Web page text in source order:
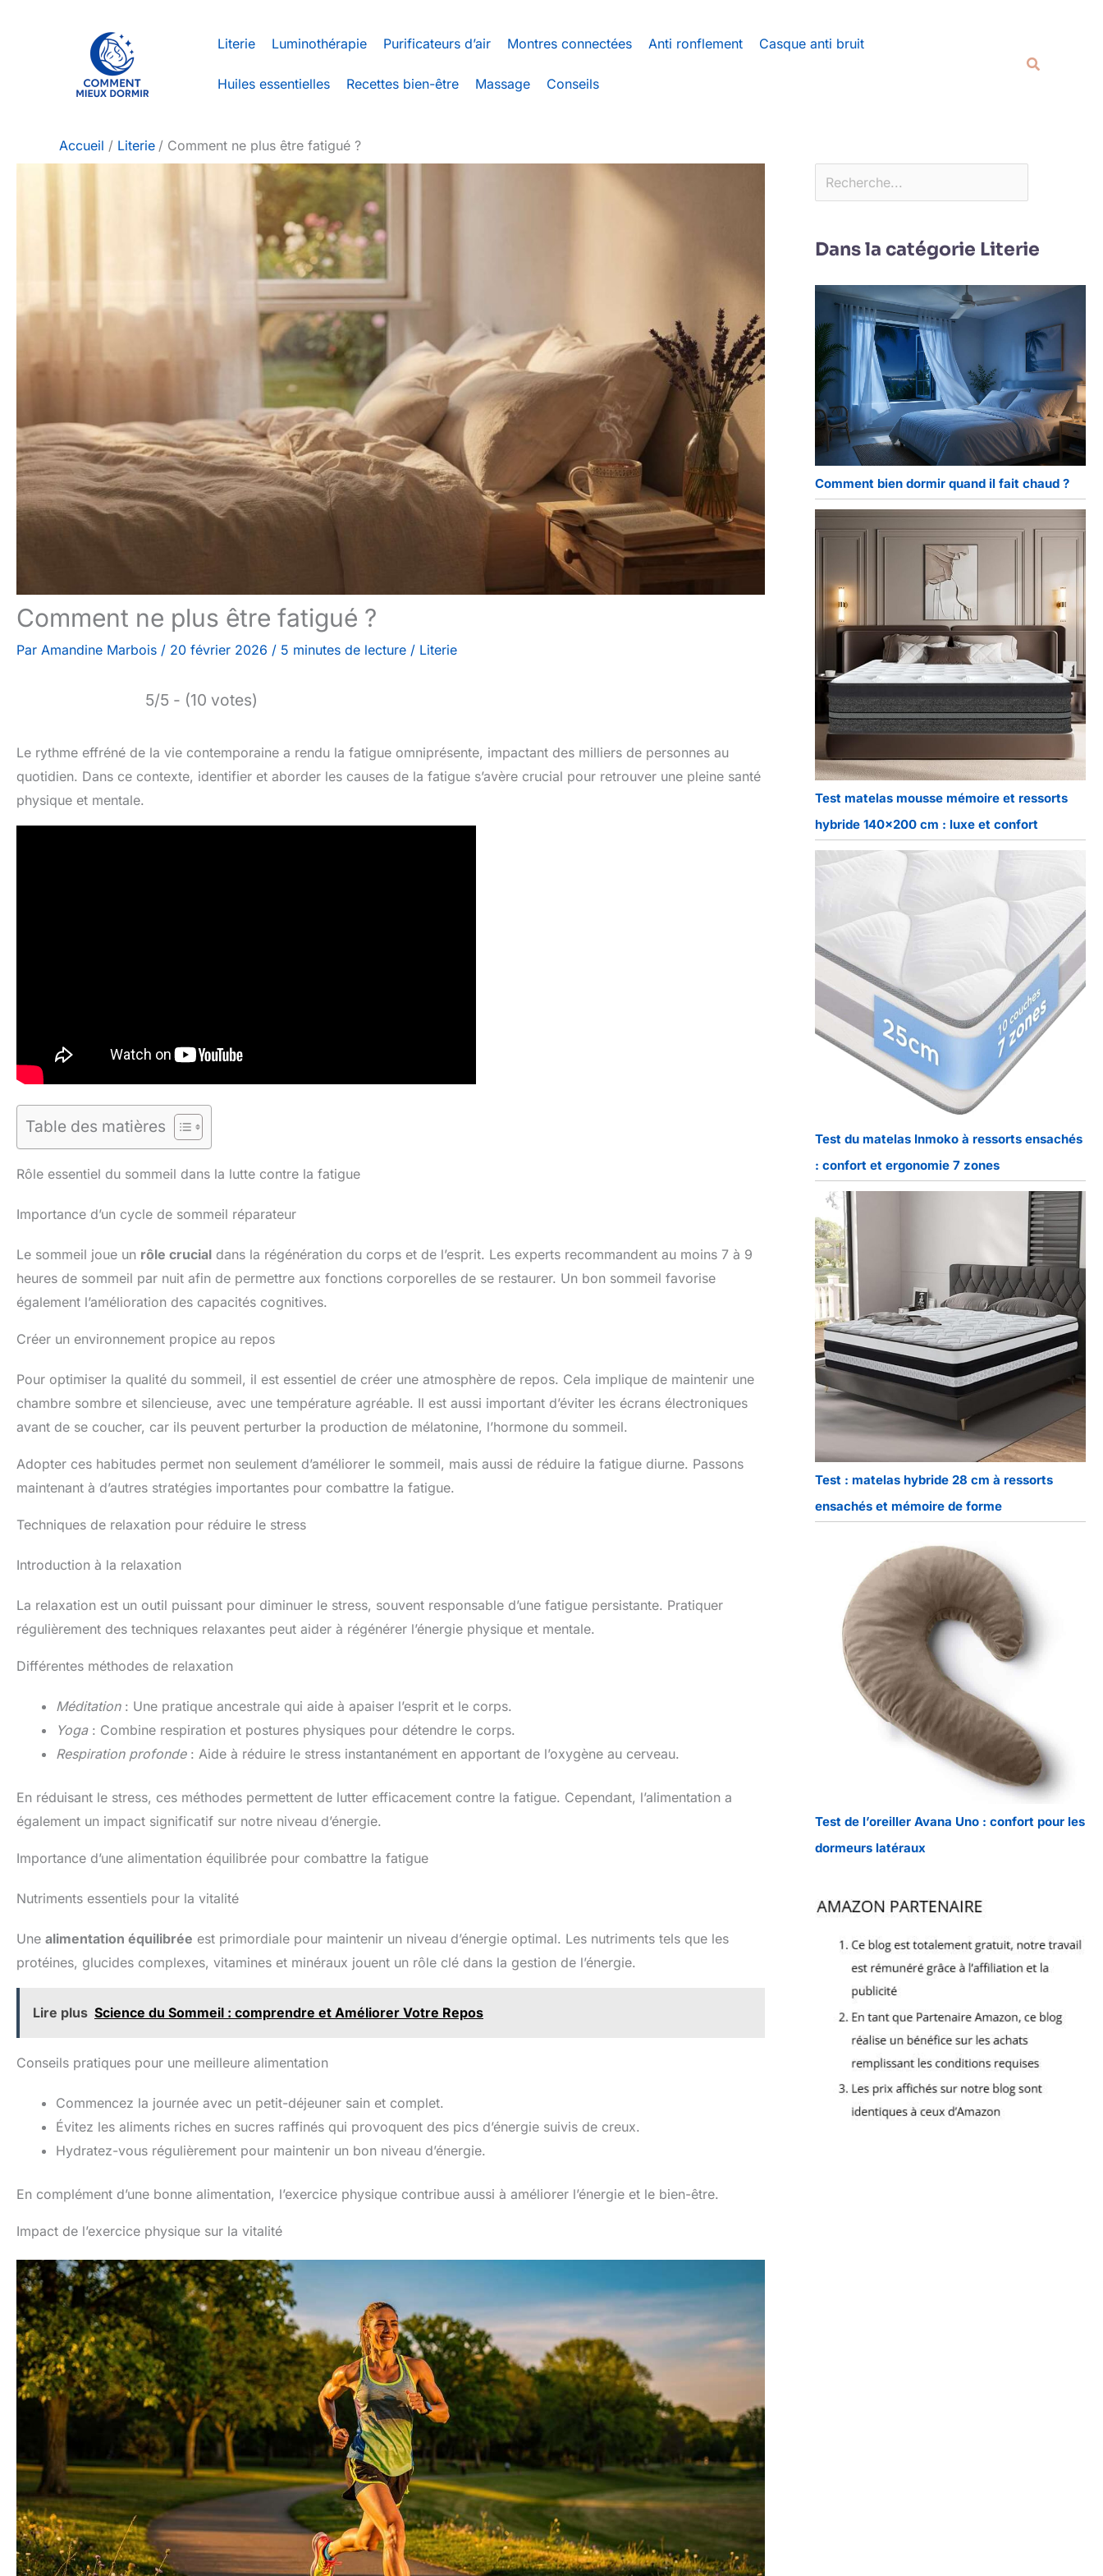
Literie Luminothérapie Purificateurs d’air Montres connectées Anti ronflement Casque anti bruit
Huiles essentielles Recettes bien-être Massage Conseils
Accueil Literie Comment ne plus être fatigué ?
Comment ne plus être fatigué ?
Par Amandine Marbois / 20 février 2026 / 5 minutes de lecture / Literie
5/5 - (10 votes)
Le rythme effréné de la vie contemporaine a rendu la fatigue omniprésente, impactant des milliers de personnes au
quotidien. Dans ce contexte, identifier et aborder les causes de la fatigue s’avère crucial pour retrouver une pleine santé
physique et mentale.
Table des matières
Rôle essentiel du sommeil dans la lutte contre la fatigue
Importance d’un cycle de sommeil réparateur
Le sommeil joue un rôle crucial dans la régénération du corps et de l’esprit. Les experts recommandent au moins 7 à 9
heures de sommeil par nuit afin de permettre aux fonctions corporelles de se restaurer. Un bon sommeil favorise
également l’amélioration des capacités cognitives.
Créer un environnement propice au repos
Pour optimiser la qualité du sommeil, il est essentiel de créer une atmosphère de repos. Cela implique de maintenir une
chambre sombre et silencieuse, avec une température agréable. Il est aussi important d’éviter les écrans électroniques
avant de se coucher, car ils peuvent perturber la production de mélatonine, l’hormone du sommeil.
Adopter ces habitudes permet non seulement d’améliorer le sommeil, mais aussi de réduire la fatigue diurne. Passons
maintenant à d’autres stratégies importantes pour combattre la fatigue.
Techniques de relaxation pour réduire le stress
Introduction à la relaxation
La relaxation est un outil puissant pour diminuer le stress, souvent responsable d’une fatigue persistante. Pratiquer
régulièrement des techniques relaxantes peut aider à régénérer l’énergie physique et mentale.
Différentes méthodes de relaxation
Méditation: Une pratique ancestrale qui aide à apaiser l’esprit et le corps.
Yoga: Combine respiration et postures physiques pour détendre le corps.
Respiration profonde: Aide à réduire le stress instantanément en apportant de l’oxygène au cerveau.
En réduisant le stress, ces méthodes permettent de lutter efficacement contre la fatigue. Cependant, l’alimentation a
également un impact significatif sur notre niveau d’énergie.
Importance d’une alimentation équilibrée pour combattre la fatigue
Nutriments essentiels pour la vitalité
Une alimentation équilibrée est primordiale pour maintenir un niveau d’énergie optimal. Les nutriments tels que les
protéines, glucides complexes, vitamines et minéraux jouent un rôle clé dans la gestion de l’énergie.
Lire plus Science du Sommeil : comprendre et Améliorer Votre Repos
Conseils pratiques pour une meilleure alimentation
Commencez la journée avec un petit-déjeuner sain et complet.
Évitez les aliments riches en sucres raffinés qui provoquent des pics d’énergie suivis de creux.
Hydratez-vous régulièrement pour maintenir un bon niveau d’énergie.
En complément d’une bonne alimentation, l’exercice physique contribue aussi à améliorer l’énergie et le bien-être.
Impact de l’exercice physique sur la vitalité
Dans la catégorie Literie
Comment bien dormir quand il fait chaud ?
Test matelas mousse mémoire et ressorts
hybride 140×200 cm : luxe et confort
Test du matelas Inmoko à ressorts ensachés
: confort et ergonomie 7 zones
Test : matelas hybride 28 cm à ressorts
ensachés et mémoire de forme
Test de l’oreiller Avana Uno : confort pour les
dormeurs latéraux